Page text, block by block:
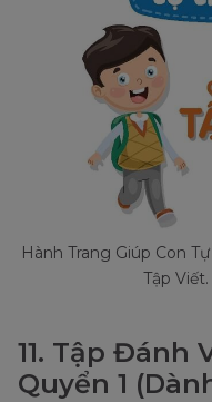
Hành Trang Giúp Con
Tập
11. Tập Đánh
Quyển 1